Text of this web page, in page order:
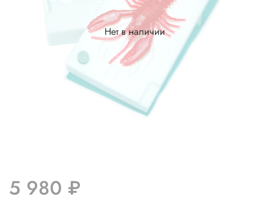
Нет в наличии
5 980 ₽